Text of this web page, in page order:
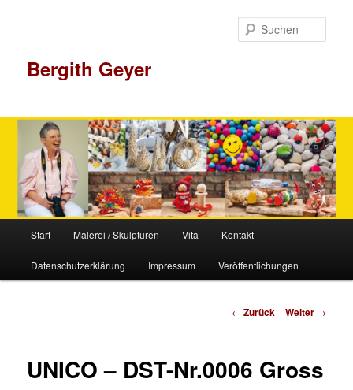
Bergith Geyer
Start Malerei / Skulpturen Vita Kontakt
Datenschutzerklärung Impressum Veröffentlichungen
Beitrags-
← Zurück Weiter →
UNICO – DST-Nr.0006 Gross